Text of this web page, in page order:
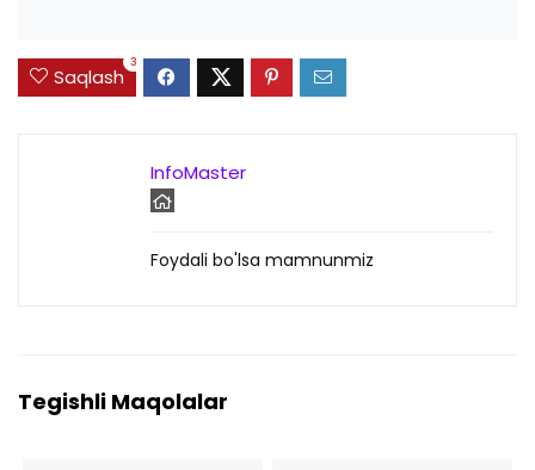
Saqlash
3
InfoMaster
Foydali bo'lsa mamnunmiz
Tegishli Maqolalar